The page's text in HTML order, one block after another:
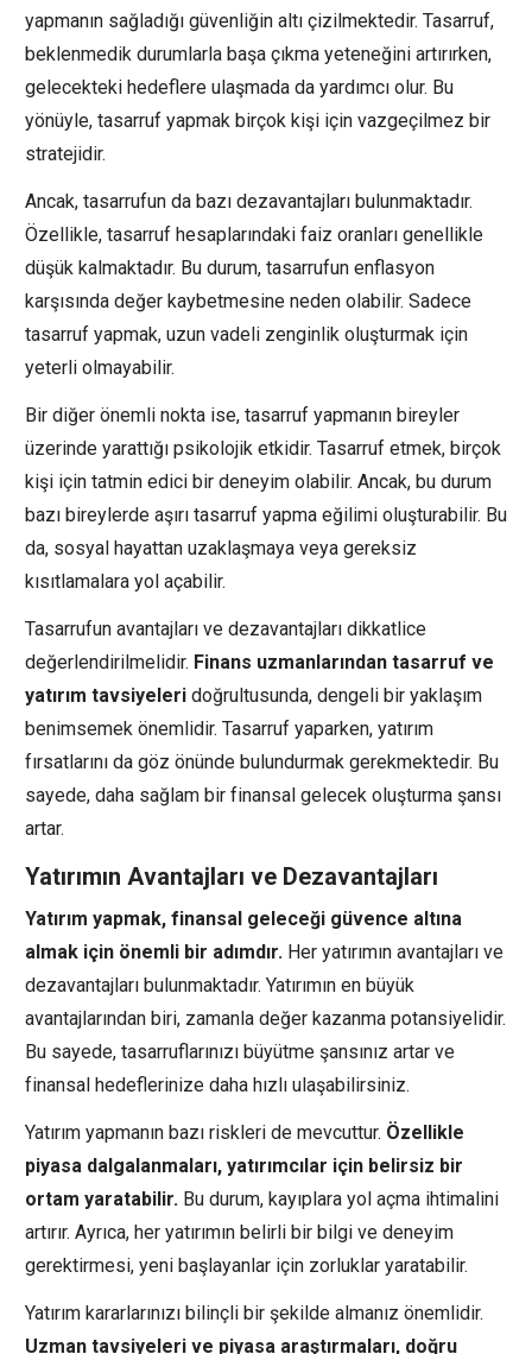
yapmanın sağladığı güvenliğin altı çizilmektedir. Tasarruf,
beklenmedik durumlarla başa çıkma yeteneğini artırırken,
gelecekteki hedeflere ulaşmada da yardımcı olur. Bu
yönüyle, tasarruf yapmak birçok kişi için vazgeçilmez bir
stratejidir.
Ancak, tasarrufun da bazı dezavantajları bulunmaktadır.
Özellikle, tasarruf hesaplarındaki faiz oranları genellikle
düşük kalmaktadır. Bu durum, tasarrufun enflasyon
karşısında değer kaybetmesine neden olabilir. Sadece
tasarruf yapmak, uzun vadeli zenginlik oluşturmak için
yeterli olmayabilir.
Bir diğer önemli nokta ise, tasarruf yapmanın bireyler
üzerinde yarattığı psikolojik etkidir. Tasarruf etmek, birçok
kişi için tatmin edici bir deneyim olabilir. Ancak, bu durum
bazı bireylerde aşırı tasarruf yapma eğilimi oluşturabilir. Bu
da, sosyal hayattan uzaklaşmaya veya gereksiz
kısıtlamalara yol açabilir.
Tasarrufun avantajları ve dezavantajları dikkatlice
değerlendirilmelidir. Finans uzmanlarından tasarruf ve
yatırım tavsiyeleri doğrultusunda, dengeli bir yaklaşım
benimsemek önemlidir. Tasarruf yaparken, yatırım
fırsatlarını da göz önünde bulundurmak gerekmektedir. Bu
sayede, daha sağlam bir finansal gelecek oluşturma şansı
artar.
Yatırımın Avantajları ve Dezavantajları
Yatırım yapmak, finansal geleceği güvence altına
almak için önemli bir adımdır. Her yatırımın avantajları ve
dezavantajları bulunmaktadır. Yatırımın en büyük
avantajlarından biri, zamanla değer kazanma potansiyelidir.
Bu sayede, tasarruflarınızı büyütme şansınız artar ve
finansal hedeflerinize daha hızlı ulaşabilirsiniz.
Yatırım yapmanın bazı riskleri de mevcuttur. Özellikle
piyasa dalgalanmaları, yatırımcılar için belirsiz bir
ortam yaratabilir. Bu durum, kayıplara yol açma ihtimalini
artırır. Ayrıca, her yatırımın belirli bir bilgi ve deneyim
gerektirmesi, yeni başlayanlar için zorluklar yaratabilir.
Yatırım kararlarınızı bilinçli bir şekilde almanız önemlidir.
Uzman tavsiyeleri ve piyasa araştırmaları, doğru